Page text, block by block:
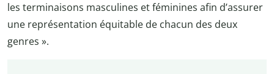
les terminaisons masculines et féminines afin d’assurer
une représentation équitable de chacun des deux
genres ».